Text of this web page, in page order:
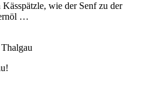
wie der Senf zu der
…